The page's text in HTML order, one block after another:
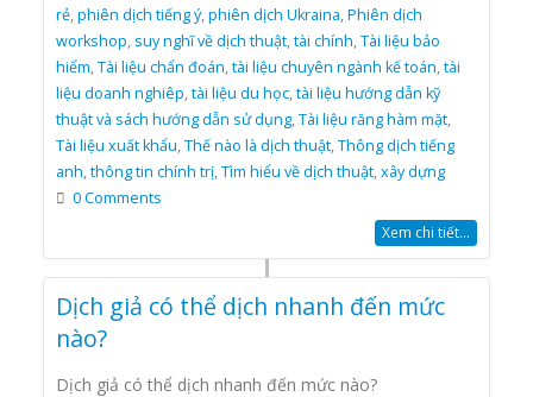
rẻ,phiên dịch tiếng ý,phiên dịch Ukraina,Phiên dịch
workshop, suy nghĩ về dịch thuật,tài chính,Tài liệu bảo
hiểm,Tài liệu chẩn đoán,tài liệu chuyên ngành kế toán,tài
liệu doanh nghiêp,tài liệu du học,tài liệu hướng dẫn kỹ
thuật và sách hướng dẫn sử dụng,Tài liệu răng hàm mặt,
Tài liệu xuất khẩu,Thế nào là dịch thuật,Thông dịch tiếng
anh,thông tin chính trị,Tìm hiểu về dịch thuật,xây dựng
0 Comments
Xem chi tiết...
Dịch giả có thể dịch nhanh đến mức
nào?
Dịch giả có thể dịch nhanh đến mức nào?